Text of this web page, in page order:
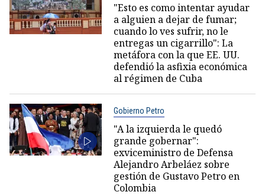
"Esto es como intentar ayudar
a alguien a dejar de fumar;
cuando lo ves sufrir, no le
entregas un cigarrillo": La
metáfora con la que EE. UU.
defendió la asfixia económica
al régimen de Cuba
Gobierno Petro
"A la izquierda le quedó
grande gobernar":
exviceministro de Defensa
Alejandro Arbeláez sobre
gestión de Gustavo Petro en
Colombia